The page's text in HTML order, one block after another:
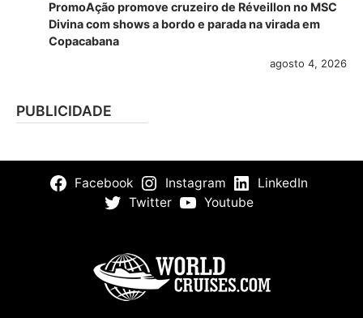
PromoAção promove cruzeiro de Réveillon no MSC
Divina com shows a bordo e parada na virada em
Copacabana
agosto 4, 2026
PUBLICIDADE
Facebook Instagram
LinkedIn
Twitter
Youtube